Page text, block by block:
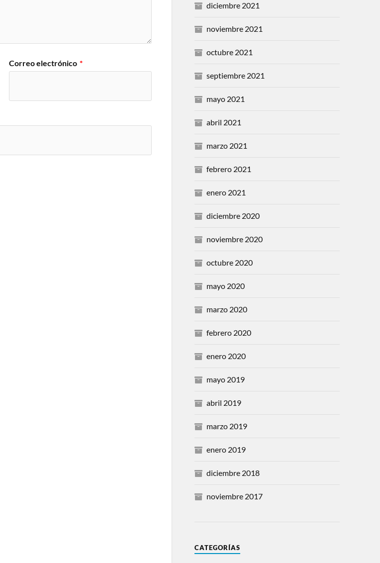
Correo electrónico *
diciembre 2021
noviembre 2021
octubre 2021
septiembre 2021
mayo 2021
abril 2021
marzo 2021
febrero 2021
enero 2021
diciembre 2020
noviembre 2020
octubre 2020
mayo 2020
marzo 2020
febrero 2020
enero 2020
mayo 2019
abril 2019
marzo 2019
enero 2019
diciembre 2018
noviembre 2017
CATEGORÍAS